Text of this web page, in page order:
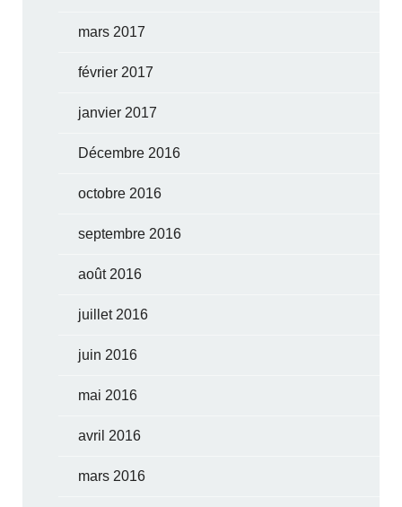
mars 2017
février 2017
janvier 2017
Décembre 2016
octobre 2016
septembre 2016
août 2016
juillet 2016
juin 2016
mai 2016
avril 2016
mars 2016